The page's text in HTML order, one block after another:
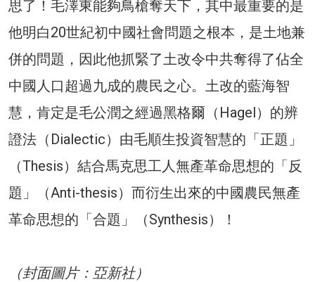
思了！毛澤東能夠鳥槍奪天下，其中最重要的是
他明白20世紀初中國社會問題之根本，是土地兼
併的問題，因此他抓緊了土改令中共奪得了佔全
中國人口超過九成的農民之心。土改的藍海智
慧，肯定是毛公潤之經過黑格爾（Hagel）的辨
證法（Dialectic）由毛順生投資智慧的「正題」
（Thesis）結合馬克思工人無產革命思想的「反
題」（Anti-thesis）而衍生出來的中國農民無產
革命思想的「合題」（Synthesis）！
（封面圖片：亞新社）